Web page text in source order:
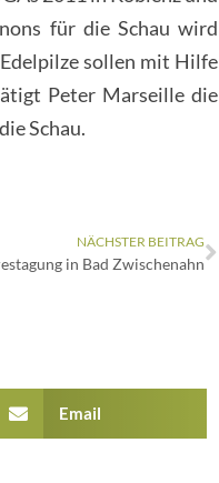
für die Schau wird
sollen mit Hilfe
Peter Marseille die
Schau.
NÄCHSTER BEITRAG
in Bad Zwischenahn
Email